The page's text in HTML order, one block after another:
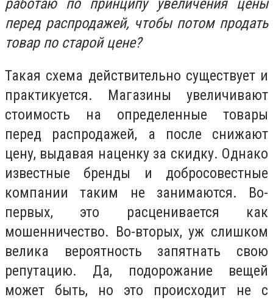
работаю по принципу увеличения цены
перед распродажей, чтобы потом продать
товар по старой цене?
Такая схема действительно существует и
практикуется. Магазины увеличивают
стоимость на определенные товары
перед распродажей, а после снижают
цену, выдавая наценку за скидку. Однако
известные бренды и добросовестные
компании таким не занимаются. Во-
первых, это расценивается как
мошенничество. Во-вторых, уж слишком
велика вероятность запятнать свою
репутацию. Да, подорожание вещей
может быть, но это происходит не с